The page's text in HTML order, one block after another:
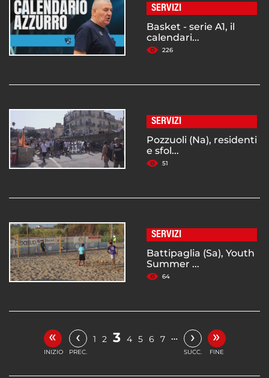
SERVIZI
Basket - serie A1, il
calendari...
226
SERVIZI
Pozzuoli (Na), residenti
e sfol...
51
SERVIZI
Battipaglia (Sa), Youth
Summer ...
64
«
INIZIO
‹
PREC.
1 2 3 4 5 6 7 … ›
SUCC.
»
FINE